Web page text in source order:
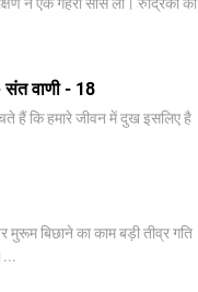
संत वाणी - 18
हैं कि हमारे जीवन में दुख इसलिए है
बिछाने का काम बड़ी तीव्र गति